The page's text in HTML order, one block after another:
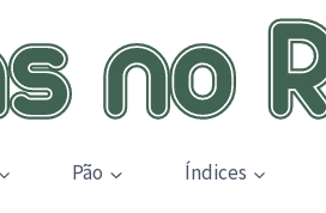
Pão Índices